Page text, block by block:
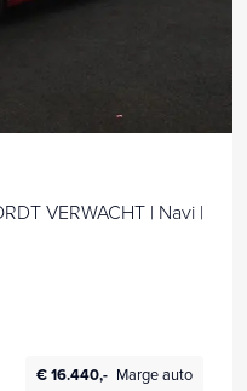
VERWACHT | Navi |
€ 16.440,- Marge auto